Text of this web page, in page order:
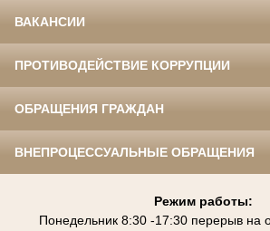
ВАКАНСИИ
ПРОТИВОДЕЙСТВИЕ КОРРУПЦИИ
ОБРАЩЕНИЯ ГРАЖДАН
ВНЕПРОЦЕССУАЛЬНЫЕ ОБРАЩЕНИЯ
Режим работы:
Понедельник 8:30 -17:30 перерыв на